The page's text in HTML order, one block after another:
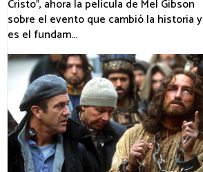
Cristo”, ahora la película de Mel Gibson
sobre el evento que cambió la historia y
es el fundam...